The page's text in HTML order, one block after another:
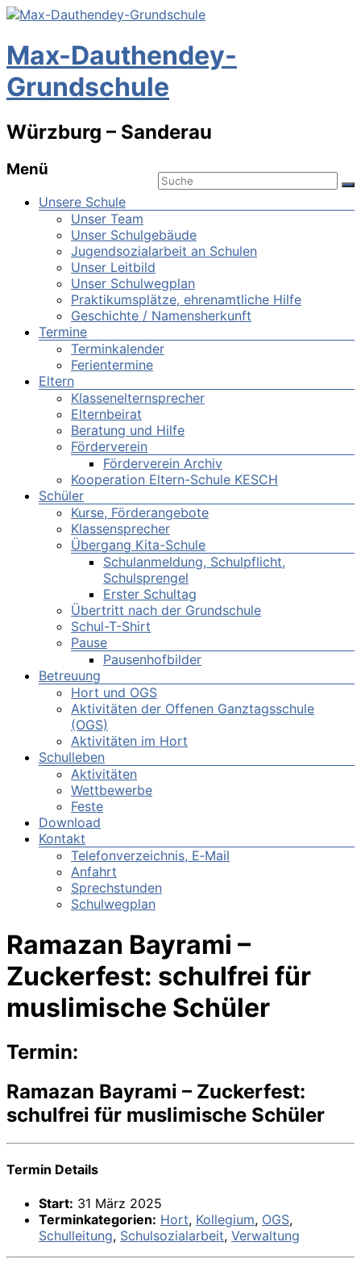
Max-Dauthendey-
Grundschule
Würzburg – Sanderau
Menü
Unsere Schule
Unser Team
Unser Schulgebäude
Jugendsozialarbeit an Schulen
Unser Leitbild
Unser Schulwegplan
Praktikumsplätze, ehrenamtliche Hilfe
Geschichte / Namensherkunft
Termine
Terminkalender
Ferientermine
Eltern
Klassenelternsprecher
Elternbeirat
Beratung und Hilfe
Förderverein
Förderverein Archiv
Kooperation Eltern-Schule KESCH
Schüler
Kurse, Förderangebote
Klassensprecher
Übergang Kita-Schule
Schulanmeldung, Schulpflicht,
Schulsprengel
Erster Schultag
Übertritt nach der Grundschule
Schul-T-Shirt
Pause
Pausenhofbilder
Betreuung
Hort und OGS
Aktivitäten der Offenen Ganztagsschule
(OGS)
Aktivitäten im Hort
Schulleben
Aktivitäten
Wettbewerbe
Feste
Download
Kontakt
Telefonverzeichnis, E‑Mail
Anfahrt
Sprechstunden
Schulwegplan
Ramazan Bayrami –
Zuckerfest: schulfrei für
muslimische Schüler
Termin:
Ramazan Bayrami – Zuckerfest:
schulfrei für muslimische Schüler
Termin Details
Start: 31 März 2025
Terminkategorien: Hort, Kollegium, OGS,
Schulleitung, Schulsozialarbeit, Verwaltung